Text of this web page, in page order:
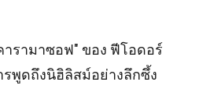
ารามาซอฟ" ของ ฟีโอดอร์
พูดถึงนิฮิลิสม์อย่างลึกซึ้ง